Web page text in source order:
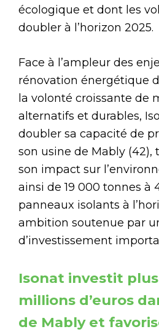
écologique et dont les
doubler à l’horizon 2025.
Face à l’ampleur des
rénovation énergétique
la volonté croissante de
alternatifs et durables,
doubler sa capacité de
son usine de Mably
son impact sur
ainsi de 19 000 tonnes à
panneaux isolants à
ambition soutenue par
d’investissement
Isonat investit plus
millions d’euros
de Mably et